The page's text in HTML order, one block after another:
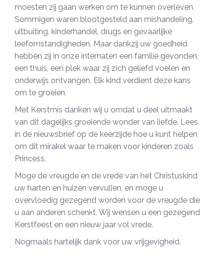
moesten zij gaan werken om te kunnen overleven.
Sommigen waren blootgesteld aan mishandeling,
uitbuiting, kinderhandel, drugs en gevaarlijke
leefomstandigheden. Maar dankzij uw goedheid
hebben zij in onze internaten een familie gevonden,
een thuis, een plek waar zij zich geliefd voelen en
onderwijs ontvangen. Elk kind verdient deze kans
om te groeien.
Met Kerstmis danken wij u omdat u deel uitmaakt
van dit dagelijks groeiende wonder van liefde. Lees
in de nieuwsbrief op de keerzijde hoe u kunt helpen
om dit mirakel waar te maken voor kinderen zoals
Princess.
Moge de vreugde en de vrede van het Christuskind
uw harten en huizen vervullen, en moge u
overvloedig gezegend worden voor de vreugde die
u aan anderen schenkt. Wij wensen u een gezegend
Kerstfeest en een nieuw jaar vol vrede.
Nogmaals hartelijk dank voor uw vrijgevigheid.